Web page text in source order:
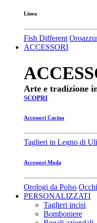
Linea
Fish Different
ACCESSORI
Arte e tradizione
SCOPRI
Accessori Cucina
Taglieri in Legno di
Accessori Moda
Orologi da Polso
PERSONALIZZATI
Taglieri incisi
Bomboniere